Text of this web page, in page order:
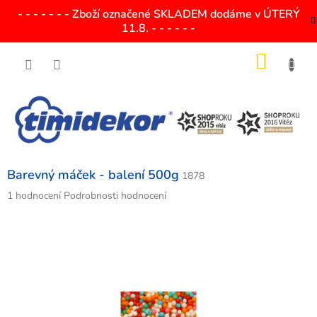
- - - - - - - Zboží označené SKLADEM dodáme v ÚTERÝ
11.8. - - - - - -
Barevný máček - balení 500g 1878
Průměrné
1 hodnocení Podrobnosti hodnocení